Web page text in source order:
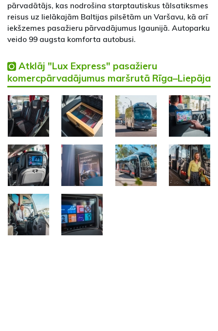
pārvadātājs, kas nodrošina starptautiskus tālsatiksmes
reisus uz lielākajām Baltijas pilsētām un Varšavu, kā arī
iekšzemes pasažieru pārvadājumus Igaunijā. Autoparku
veido 99 augsta komforta autobusi.
Atklāj "Lux Express" pasažieru
komercpārvadājumus maršrutā Rīga–Liepāja